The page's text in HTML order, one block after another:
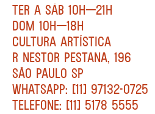
TER A SÁB 10H—21H
DOM 10H—18H
CULTURA ARTÍSTICA
R NESTOR PESTANA, 196
SÃO PAULO SP
WHATSAPP: [11] 97132-0725
TELEFONE: [11] 5178 5555